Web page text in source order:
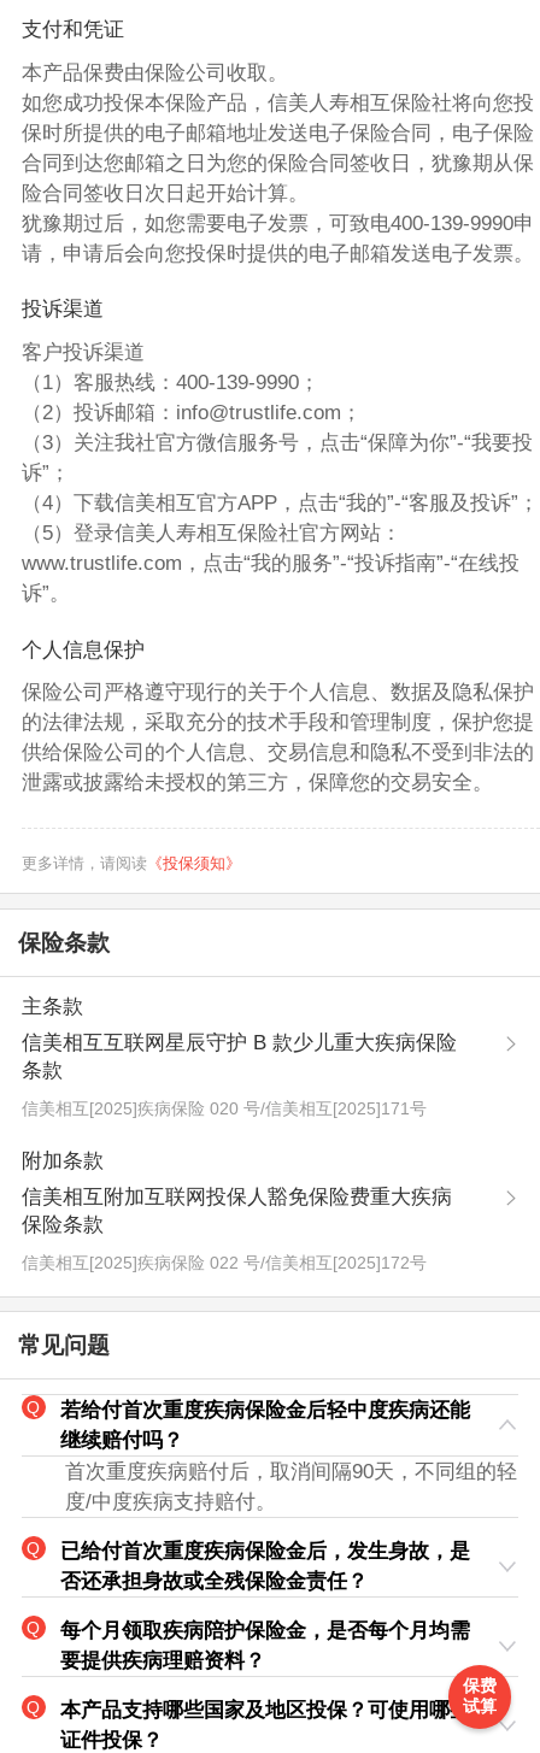
支付和凭证
本产品保费由保险公司收取。
如您成功投保本保险产品，信美人寿相互保险社将向您投
保时所提供的电子邮箱地址发送电子保险合同，电子保险
合同到达您邮箱之日为您的保险合同签收日，犹豫期从保
险合同签收日次日起开始计算。
犹豫期过后，如您需要电子发票，可致电400-139-9990申
请，申请后会向您投保时提供的电子邮箱发送电子发票。
投诉渠道
客户投诉渠道
（1）客服热线：400-139-9990；
（2）投诉邮箱：info@trustlife.com；
（3）关注我社官方微信服务号，点击“保障为你”-“我要投
诉”；
（4）下载信美相互官方APP，点击“我的”-“客服及投诉”；
（5）登录信美人寿相互保险社官方网站：
www.trustlife.com，点击“我的服务”-“投诉指南”-“在线投
诉”。
个人信息保护
保险公司严格遵守现行的关于个人信息、数据及隐私保护
的法律法规，采取充分的技术手段和管理制度，保护您提
供给保险公司的个人信息、交易信息和隐私不受到非法的
泄露或披露给未授权的第三方，保障您的交易安全。
更多详情，请阅读《投保须知》
保险条款
主条款
信美相互互联网星辰守护 B 款少儿重大疾病保险
条款
信美相互[2025]疾病保险 020 号/信美相互[2025]171号
附加条款
信美相互附加互联网投保人豁免保险费重大疾病
保险条款
信美相互[2025]疾病保险 022 号/信美相互[2025]172号
常见问题
若给付首次重度疾病保险金后轻中度疾病还能
继续赔付吗？
首次重度疾病赔付后，取消间隔90天，不同组的轻
度/中度疾病支持赔付。
已给付首次重度疾病保险金后，发生身故，是
否还承担身故或全残保险金责任？
每个月领取疾病陪护保险金，是否每个月均需
要提供疾病理赔资料？
本产品支持哪些国家及地区投保？可使用哪些
证件投保？
保费
试算